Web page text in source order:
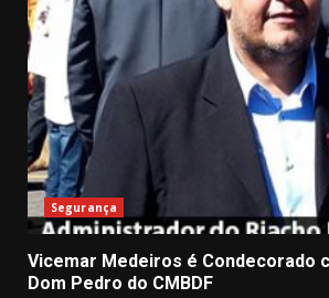
Segurança
Vicemar Medeiros é Condecorado
Dom Pedro do CMBDF